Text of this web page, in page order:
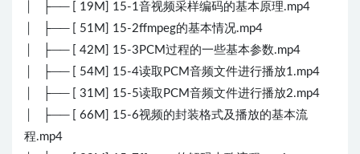
│ ├── [ 19M] 15-1音视频采样编码的基本原理.mp4
│ ├── [ 51M] 15-2ffmpeg的基本情况.mp4
│ ├── [ 42M] 15-3PCM过程的一些基本参数.mp4
│ ├── [ 54M] 15-4读取PCM音频文件进行播放1.mp4
│ ├── [ 31M] 15-5读取PCM音频文件进行播放2.mp4
│ ├── [ 66M] 15-6视频的封装格式及播放的基本流
程.mp4